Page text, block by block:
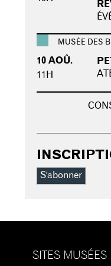
MUSÉE DES
10 AOÛ.
11H
S'abonner
SITES MUSÉES